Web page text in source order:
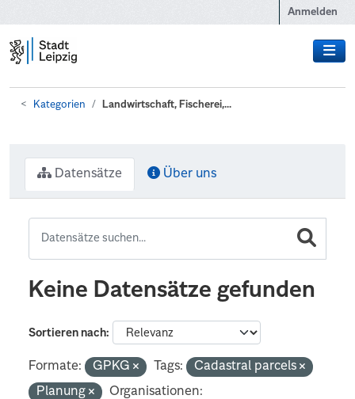
Anmelden
Kategorien Landwirtschaft, Fischerei,...
Datensätze Über uns
Keine Datensätze gefunden
Sortieren nach
Formate: GPKG Tags:
Cadastral parcels
Planung
Organisationen: